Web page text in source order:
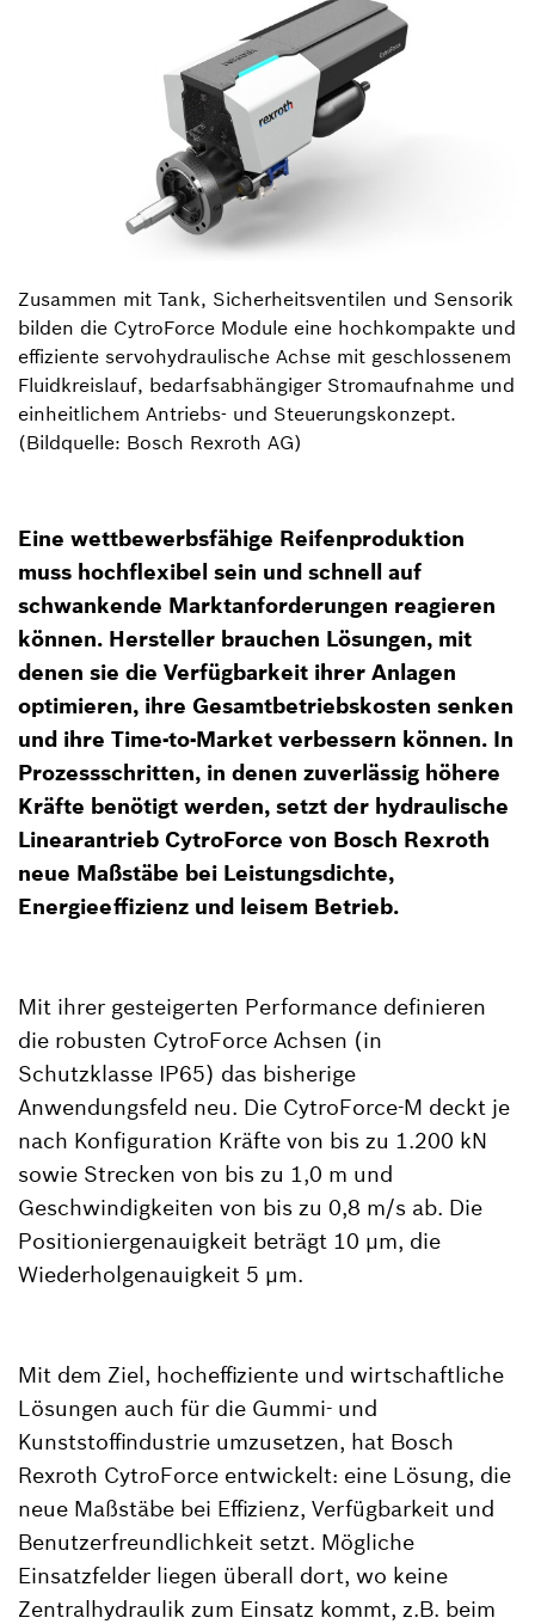
Zusammen mit Tank, Sicherheitsventilen und Sensorik
bilden die CytroForce Module eine hochkompakte und
effiziente servohydraulische Achse mit geschlossenem
Fluidkreislauf, bedarfsabhängiger Stromaufnahme und
einheitlichem Antriebs- und Steuerungskonzept.
(Bildquelle: Bosch Rexroth AG)
Eine wettbewerbsfähige Reifenproduktion
muss hochflexibel sein und schnell auf
schwankende Marktanforderungen reagieren
können. Hersteller brauchen Lösungen, mit
denen sie die Verfügbarkeit ihrer Anlagen
optimieren, ihre Gesamtbetriebskosten senken
und ihre Time-to-Market verbessern können. In
Prozessschritten, in denen zuverlässig höhere
Kräfte benötigt werden, setzt der hydraulische
Linearantrieb CytroForce von Bosch Rexroth
neue Maßstäbe bei Leistungsdichte,
Energieeffizienz und leisem Betrieb.
Mit ihrer gesteigerten Performance definieren
die robusten CytroForce Achsen (in
Schutzklasse IP65) das bisherige
Anwendungsfeld neu. Die CytroForce-M deckt je
nach Konfiguration Kräfte von bis zu 1.200 kN
sowie Strecken von bis zu 1,0 m und
Geschwindigkeiten von bis zu 0,8 m/s ab. Die
Positioniergenauigkeit beträgt 10 µm, die
Wiederholgenauigkeit 5 µm.
Mit dem Ziel, hocheffiziente und wirtschaftliche
Lösungen auch für die Gummi- und
Kunststoffindustrie umzusetzen, hat Bosch
Rexroth CytroForce entwickelt: eine Lösung, die
neue Maßstäbe bei Effizienz, Verfügbarkeit und
Benutzerfreundlichkeit setzt. Mögliche
Einsatzfelder liegen überall dort, wo keine
Zentralhydraulik zum Einsatz kommt, z.B. beim